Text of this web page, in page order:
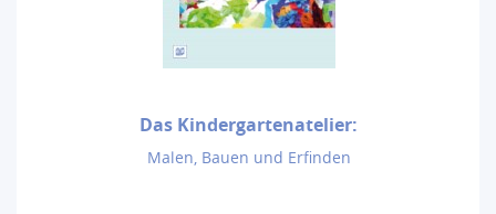
Das Kindergartenatelier:
Malen, Bauen und Erfinden